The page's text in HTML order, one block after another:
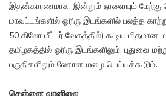
இதன்காரணமாக, இன்றும் நாளையும் மேற்கு
மாவட்டங்களில் ஓரிரு இடங்களில் பலத்த
50 கிலோ மீட்டர் வேகத்தில்) கூடிய
தமிழகத்தில் ஓரிரு இடங்களிலும், புதுவை
பகுதிகளிலும் லேசான மழை பெய்யக்கூடும்.
சென்னை வானிலை